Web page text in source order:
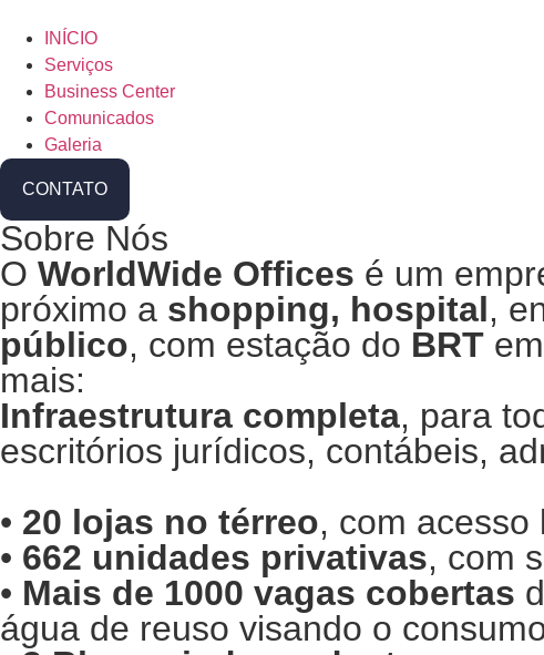
INÍCIO
Serviços
Business Center
Comunicados
Galeria
CONTATO
Sobre Nós
O WorldWide Offices é um
próximo a shopping, hospital,
público, com estação do BRT
mais:
Infraestrutura completa, para
escritórios jurídicos, contábeis,
• 20 lojas no térreo, com acesso
• 662 unidades privativas, com
• Mais de 1000 vagas cobertas
água de reuso visando o